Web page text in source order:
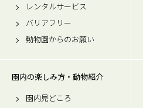
レンタルサービス
バリアフリー
動物園からのお願い
園内の楽しみ方・動物紹介
園内見どころ